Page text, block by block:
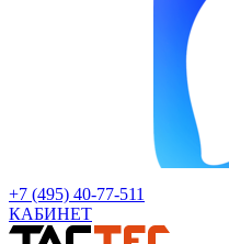
+7 (495) 40-77-511
КАБИНЕТ